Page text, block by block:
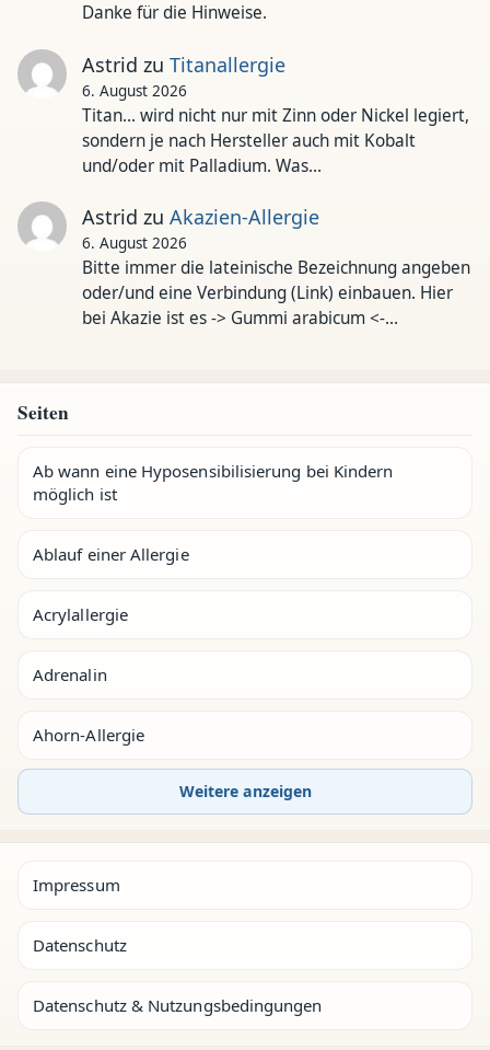
Danke für die Hinweise.
Astrid zu Titanallergie
6. August 2026
Titan... wird nicht nur mit Zinn oder Nickel legiert,
sondern je nach Hersteller auch mit Kobalt
und/oder mit Palladium. Was…
Astrid zu Akazien-Allergie
6. August 2026
Bitte immer die lateinische Bezeichnung angeben
oder/und eine Verbindung (Link) einbauen. Hier
bei Akazie ist es -> Gummi arabicum <-…
Seiten
Ab wann eine Hyposensibilisierung bei Kindern
möglich ist
Ablauf einer Allergie
Acrylallergie
Adrenalin
Ahorn-Allergie
Weitere anzeigen
Impressum
Datenschutz
Datenschutz & Nutzungsbedingungen